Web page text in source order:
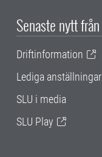
Senaste nytt från
Driftinformation
Lediga anställningar
SLU i media
SLU Play